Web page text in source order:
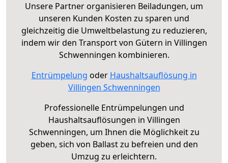
Unsere Partner organisieren Beiladungen, um
unseren Kunden Kosten zu sparen und
gleichzeitig die Umweltbelastung zu reduzieren,
indem wir den Transport von Gütern in Villingen
Schwenningen kombinieren.
Entrümpelung oder Haushaltsauflösung in
Villingen Schwenningen
Professionelle Entrümpelungen und
Haushaltsauflösungen in Villingen
Schwenningen, um Ihnen die Möglichkeit zu
geben, sich von Ballast zu befreien und den
Umzug zu erleichtern.